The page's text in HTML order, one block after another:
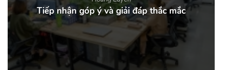
Tiếp nhận góp ý và giải đáp thắc mắc